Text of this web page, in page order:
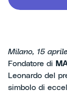
Milano, 15
Fondatore di
Leonardo del
simbolo di